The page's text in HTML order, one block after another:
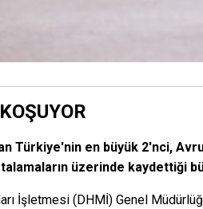
Türkiye'nin en büyük 2'nci,
üzerinde kaydettiği
İşletmesi (DHMİ) Genel